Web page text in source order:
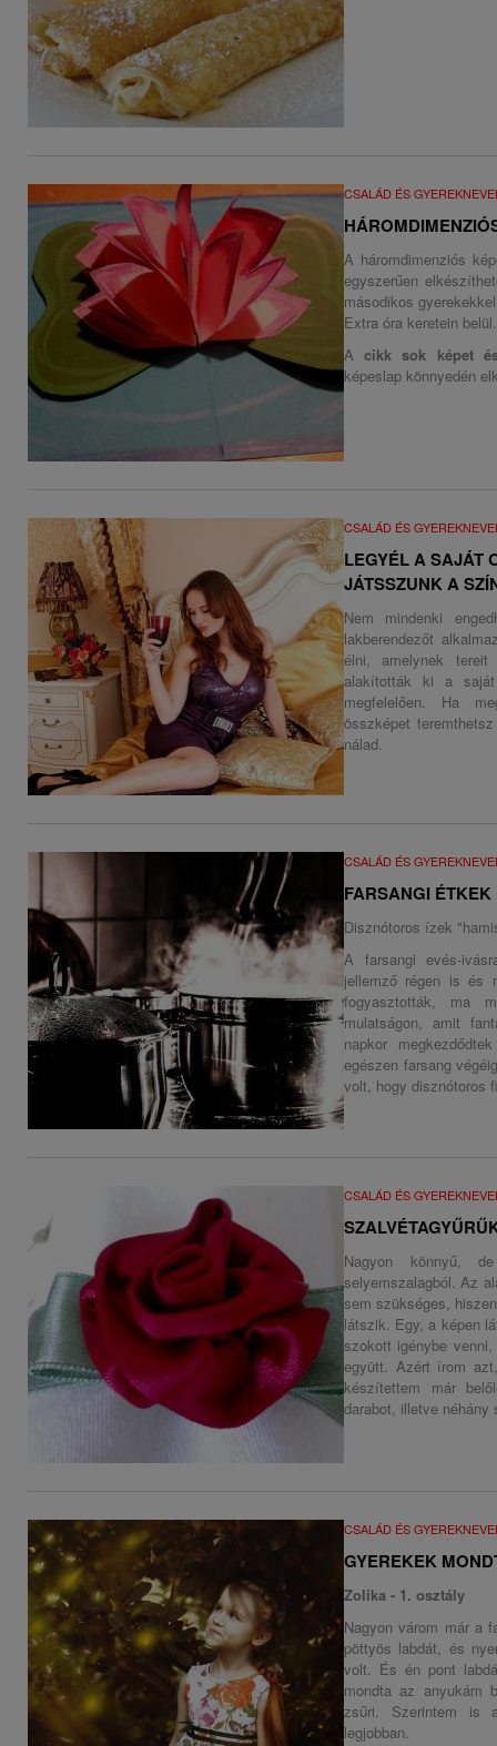
CSALÁD ÉS
A háromdimenziós
egyszerűen
másodikos
Extra óra keretein
A cikk sok képet
képeslap könnyedén
CSALÁD ÉS
LEGYÉL A SAJÁT
JÁTSSZUNK A
Nem mindenki
lakberendezőt
élni, amelynek
alakították ki a saját
megfelelően. Ha
összképet
nálad.
CSALÁD ÉS
FARSANGI ÉTKEK
Disznótoros ízek
A farsangi evés-
jellemző régen is és
fogyasztották, ma
mulatságon, amit
napkor
egészen farsang
volt, hogy disznótoros
CSALÁD ÉS
Nagyon könnyű,
selyemszalagból. Az
sem szükséges,
látszik. Egy, a képen
szokott igénybe
együtt. Azért írom
készítettem már
darabot, illetve
CSALÁD ÉS
GYEREKEK
Zolika - 1. osztály
Nagyon várom már a
pöttyös labdát, és
volt. És én pont
mondta az anyukám
zsűri. Szerintem is
legjobban.